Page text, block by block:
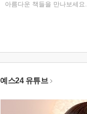
아름다운 책들을 만나보세요.
예스24 유튜브